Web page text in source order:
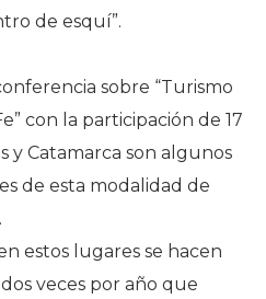
de esquí”.
sobre “Turismo
con la participación de 17
y Catamarca son algunos
de esta modalidad de
estos lugares se hacen
veces por año que